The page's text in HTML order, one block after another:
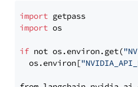
import
import os
if not os.environ.get(
  os.environ[